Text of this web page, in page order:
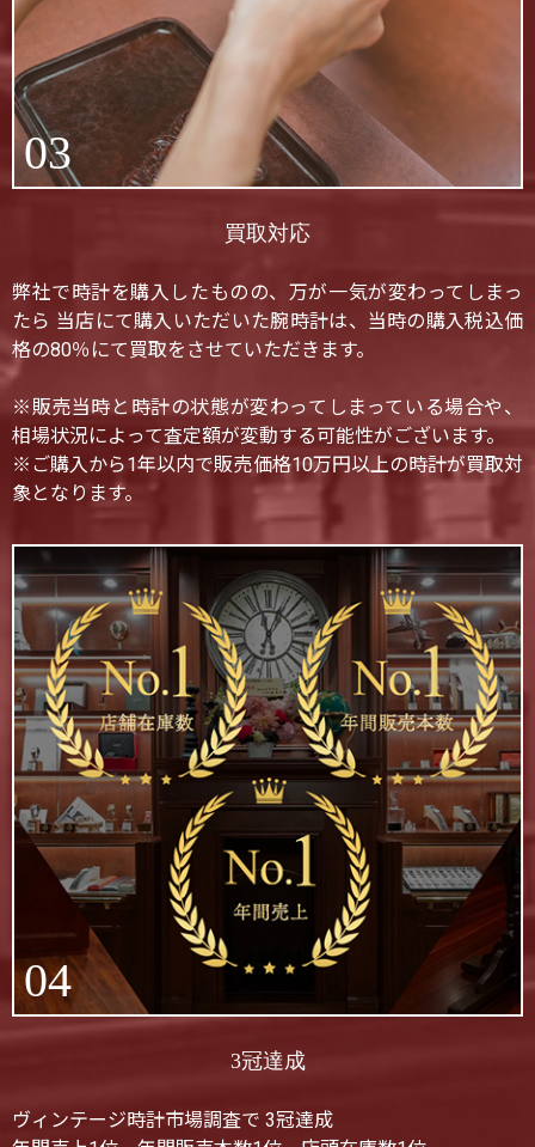
03
買取対応
弊社で時計を購入したものの、万が一気が変わってしまっ
たら 当店にて購入いただいた腕時計は、当時の購入税込価
格の80％にて買取をさせていただきます。
※販売当時と時計の状態が変わってしまっている場合や、
相場状況によって査定額が変動する可能性がございます。
※ご購入から1年以内で販売価格10万円以上の時計が買取対
象となります。
04
3冠達成
ヴィンテージ時計市場調査で 3冠達成